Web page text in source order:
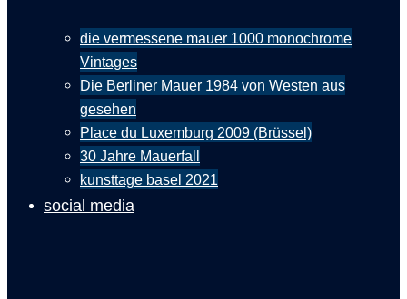
die vermessene mauer 1000 monochrome
Vintages
Die Berliner Mauer 1984 von Westen aus
gesehen
Place du Luxemburg 2009 (Brüssel)
30 Jahre Mauerfall
kunsttage basel 2021
social media